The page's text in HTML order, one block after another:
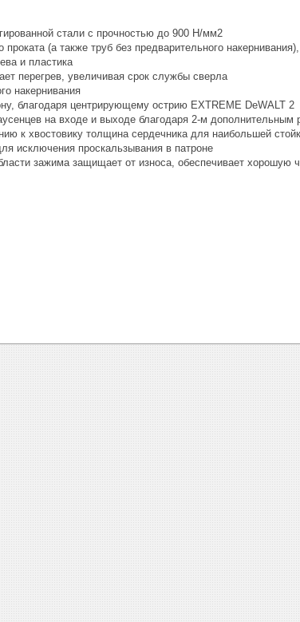
стали с прочностью до 900 Н/мм2
(а также труб без предварительного
и пластика
перегрев, увеличивая срок службы сверла
накернивания
благодаря центрирующему острию EXTREME DeWALT 2
на входе и выходе благодаря 2-м дополнительным
к хвостовику толщина сердечника для наибольшей
исключения проскальзывания в патроне
зажима защищает от износа, обеспечивает хорошую